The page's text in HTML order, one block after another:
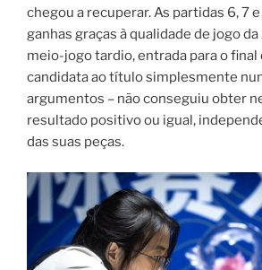
chegou a recuperar. As partidas 6, 7
ganhas graças à qualidade de jogo
meio-jogo tardio, entrada para o final
candidata ao título simplesmente
argumentos – não conseguiu obter
resultado positivo ou igual,
das suas peças.